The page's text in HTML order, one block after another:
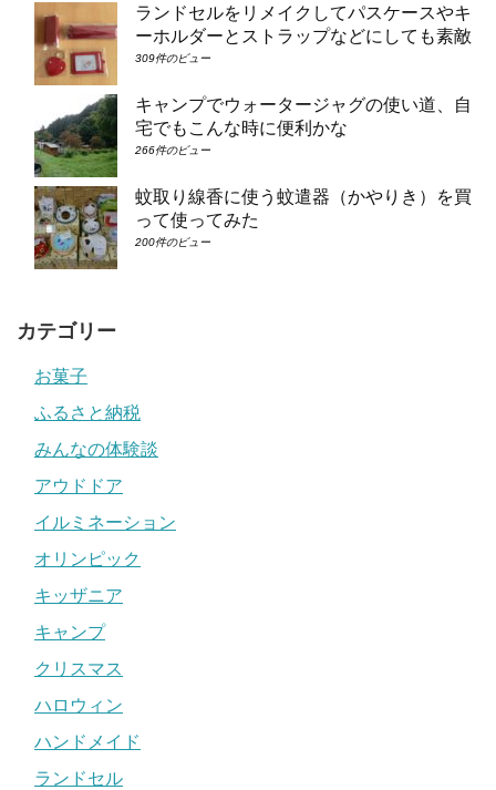
ランドセルをリメイクしてパスケースやキ
ーホルダーとストラップなどにしても素敵
309件のビュー
キャンプでウォータージャグの使い道、自
宅でもこんな時に便利かな
266件のビュー
蚊取り線香に使う蚊遣器（かやりき）を買
って使ってみた
200件のビュー
カテゴリー
お菓子
ふるさと納税
みんなの体験談
アウドドア
イルミネーション
オリンピック
キッザニア
キャンプ
クリスマス
ハロウィン
ハンドメイド
ランドセル